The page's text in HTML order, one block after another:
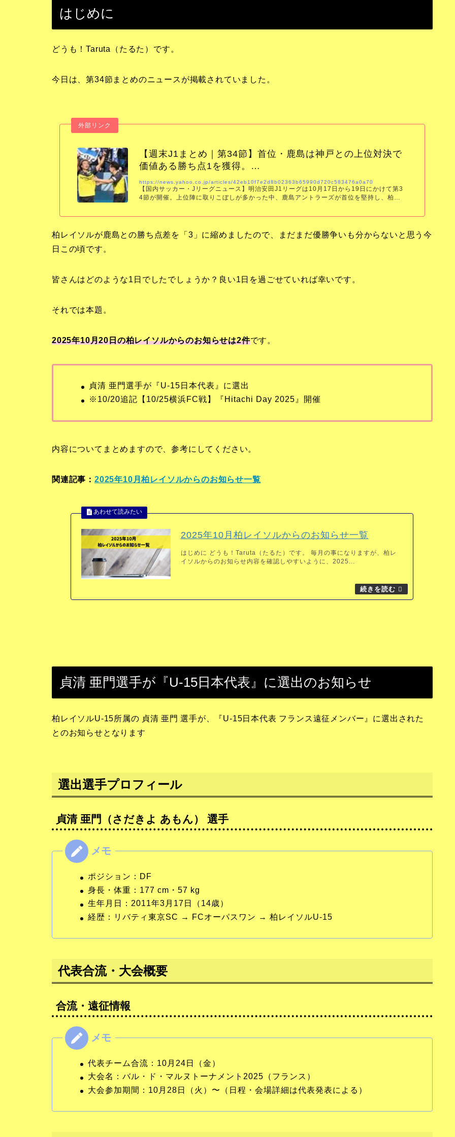
はじめに
どうも！Taruta（たるた）です。
今日は、第34節まとめのニュースが掲載されていました。
【週末J1まとめ｜第34節】首位・鹿島は神戸との上位対決で
価値ある勝ち点1を獲得。…
https://news.yahoo.co.jp/articles/42eb10f7e2d8b02363b65990d720c583476a0a70
【国内サッカー・Jリーグニュース】明治安田J1リーグは10月17日から19日にかけて第3
4節が開催。上位陣に取りこぼしが多かった中、鹿島アントラーズが首位を堅持し、柏レ
柏レイソルが鹿島との勝ち点差を「3」に縮めましたので、まだまだ優勝争いも分からないと思う今
日この頃です。
皆さんはどのような1日でしたでしょうか？良い1日を過ごせていれば幸いです。
それでは本題。
2025年10月20日の柏レイソルからのお知らせは2件です。
貞清 亜門選手が『U-15日本代表』に選出
※10/20追記【10/25横浜FC戦】『Hitachi Day 2025』開催
内容についてまとめますので、参考にしてください。
関連記事： 2025年10月柏レイソルからのお知らせ一覧
2025年10月柏レイソルからのお知らせ一覧
はじめに どうも！Taruta（たるた）です。 毎月の事になりますが、柏レ
イソルからのお知らせ内容を確認しやすいように、2025...
貞清 亜門選手が『U-15日本代表』に選出のお知らせ
柏レイソルU‑15所属の 貞清 亜門 選手が、『U‑15日本代表 フランス遠征メンバー』に選出された
とのお知らせとなります
選出選手プロフィール
貞清 亜門（さだきよ あもん） 選手
ポジション：DF
身長・体重：177 cm・57 kg
生年月日：2011年3月17日（14歳）
経歴：リバティ東京SC → FCオーパスワン → 柏レイソルU-15
代表合流・大会概要
合流・遠征情報
代表チーム合流：10月24日（金）
大会名：バル・ド・マルヌトーナメント2025（フランス）
大会参加期間：10月28日（火）〜（日程・会場詳細は代表発表による）